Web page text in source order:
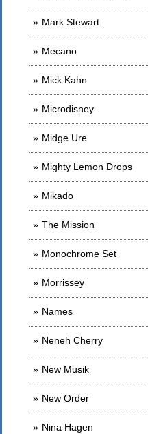
Mark Stewart
Mecano
Mick Kahn
Microdisney
Midge Ure
Mighty Lemon Drops
Mikado
The Mission
Monochrome Set
Morrissey
Names
Neneh Cherry
New Musik
New Order
Nina Hagen